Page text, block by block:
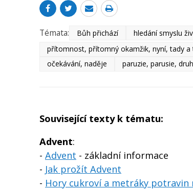
Témata: Bůh přichází hledání smyslu
přítomnost, přítomný okamžik, nyní, tady a
očekávání, naděje
paruzie, parusie,
Související texty k tématu:
Advent:
- Advent - základní informace
- Jak prožít Advent
- Hory cukroví a metráky potravin